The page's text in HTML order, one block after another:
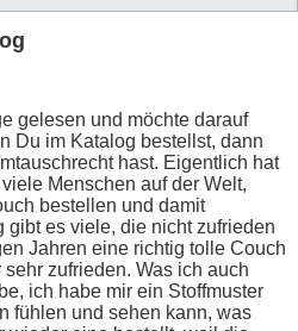
gelesen und möchte darauf
Du im Katalog bestellst, dann
hast. Eigentlich hat
Menschen auf der Welt,
bestellen und damit
es viele, die nicht zufrieden
Jahren eine richtig tolle Couch
zufrieden. Was ich auch
ich habe mir ein Stoffmuster
fühlen und sehen kann, was